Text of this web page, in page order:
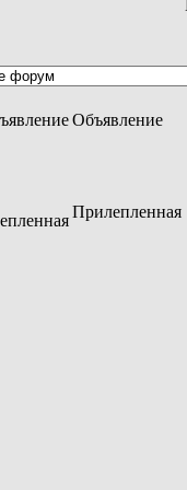
Объявление
Прилепленная